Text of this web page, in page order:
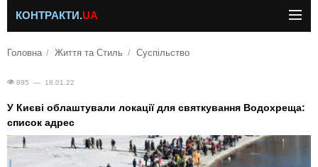
КОНТРАКТИ.UA
Головна Життя та Стиль Суспільство
895 — 18.01.22
У Києві облаштували локації для святкування Водохреща:
список адрес